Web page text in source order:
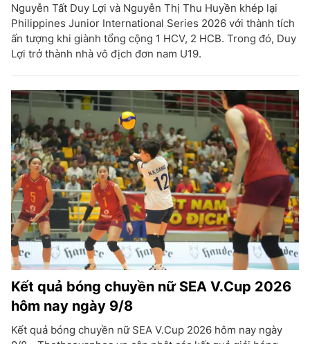
Nguyễn Tất Duy Lợi và Nguyễn Thị Thu Huyền khép lại
Philippines Junior International Series 2026 với thành tích
ấn tượng khi giành tổng cộng 1 HCV, 2 HCB. Trong đó, Duy
Lợi trở thành nhà vô địch đơn nam U19.
Kết quả bóng chuyền nữ SEA V.Cup 2026
hôm nay ngày 9/8
Kết quả bóng chuyền nữ SEA V.Cup 2026 hôm nay ngày